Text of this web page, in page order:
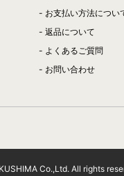
お支払い方法につい
返品について
よくあるご質問
お問い合わせ
Co.,Ltd. All rights